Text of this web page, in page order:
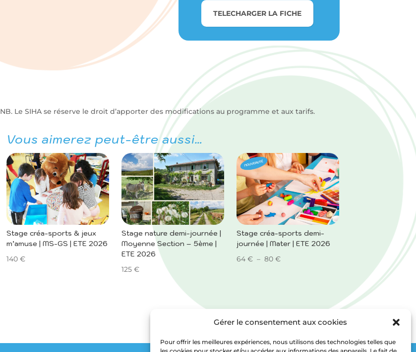
Gérer le consentement aux cookies
Pour offrir les meilleures expériences, nous utilisons des technologies telles que
TELECHARGER LA FICHE
NB. Le SIHA se réserve le droit d’apporter des modifications au programme et aux tarifs.
Vous aimerez peut-être aussi…
Stage créa-sports & jeux
m’amuse | MS-GS | ETE 2026
140€
Stage nature demi-journée |
Moyenne Section – 5ème |
ETE 2026
125€
Stage créa-sports demi-
journée | Mater | ETE 2026
64€ – 80€Plage
à
80 €